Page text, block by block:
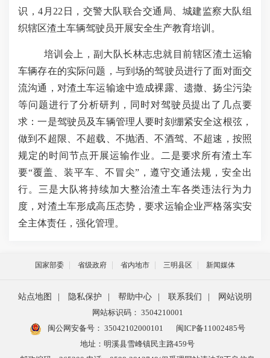
识，4月22日，交警大队联合交通局、城建监察大队组
织辖区渣土车辆驾驶员开展安全生产教育培训。
培训会上，副大队长林志忠就目前辖区渣土运输
车辆存在的实际问题，与到场的驾驶员进行了面对面交
流沟通，对渣土车运输途中造成裸露、遗撒、扬尘污染
等问题进行了分析研判，同时对驾驶员提出了几点要
求：一是驾驶员及车辆管理人要时刻绷紧安全这根弦，
做到不超限、不超载、不抛洒、不酒驾、不超速，按照
规定的时间节点开展运输作业。二是要求所有渣土车
要“覆盖、装平车、不冒尖”，遵守交通法规，安全出
行。三是大队将持续加大整治渣土车各类违法行为力
度，对渣土车形成高压态势，要求运输企业严格落实安
全主体责任，强化管理。
国家部委 省级政府 省内地市 三明县区 新闻媒体
站点地图 隐私保护 帮助中心 联系我们
网站说明
网站标识码： 3504210001
闽公网安备号： 35042102000101
闽ICP备11002485号
地址：明溪县雪峰镇民主路459号